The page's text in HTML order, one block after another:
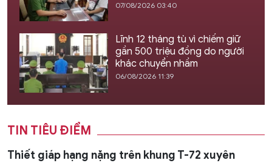
07/08/2026 03:40
Lĩnh 12 tháng tù vì chiếm giữ
gần 500 triệu đồng do người
khác chuyển nhầm
06/08/2026 11:39
TIN TIÊU ĐIỂM
Thiết giáp hạng nặng trên khung T-72 xuyên